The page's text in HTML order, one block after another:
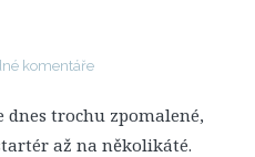
komentáře
dnes trochu zpomalené,
až na několikáté.